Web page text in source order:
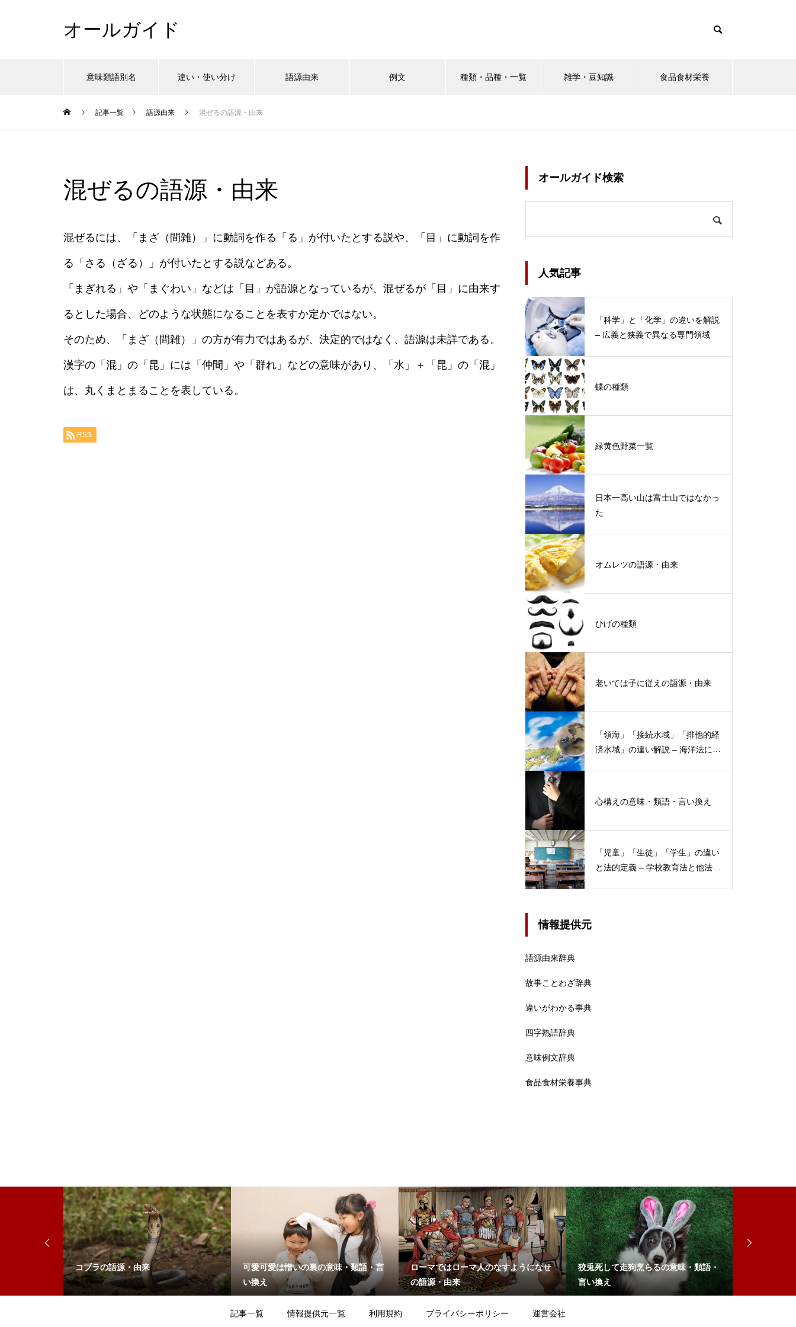
オールガイド
意味類語別名 違い・使い分け 語源由来 例文 種類・品種・一覧 雑学・豆知識 食品食材栄養
記事一覧 語源由来 混ぜるの語源・由来
混ぜるの語源・由来
混ぜるには、「まざ（間雑）」に動詞を作る「る」が付いたとする説や、「目」に動詞を作
る「さる（ざる）」が付いたとする説などある。
「まぎれる」や「まぐわい」などは「目」が語源となっているが、混ぜるが「目」に由来す
るとした場合、どのような状態になることを表すか定かではない。
そのため、「まざ（間雑）」の方が有力ではあるが、決定的ではなく、語源は未詳である。
漢字の「混」の「昆」には「仲間」や「群れ」などの意味があり、「水」＋「昆」の「混」
は、丸くまとまることを表している。
RSS
オールガイド検索
人気記事
「科学」と「化学」の違いを解説
– 広義と狭義で異なる専門領域
蝶の種類
緑黄色野菜一覧
日本一高い山は富士山ではなかっ
た
オムレツの語源・由来
ひげの種類
老いては子に従えの語源・由来
「領海」「接続水域」「排他的経
済水域」の違い解説 – 海洋法にお
心構えの意味・類語・言い換え
「児童」「生徒」「学生」の違い
と法的定義 – 学校教育法と他法律
情報提供元
語源由来辞典
故事ことわざ辞典
違いがわかる事典
四字熟語辞典
意味例文辞典
食品食材栄養事典
コブラの語源・由来
可愛可愛は憎いの裏の意味・類語・言
い換え
ローマではローマ人のなすようになせ
の語源・由来
狡兎死して走狗烹らるの意味・類語・
言い換え
記事一覧 情報提供元一覧 利用規約 プライバシーポリシー 運営会社